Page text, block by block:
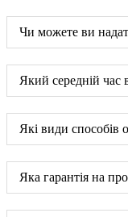
Чи можете ви
Який середній час
Які види способів
Яка гарантія на